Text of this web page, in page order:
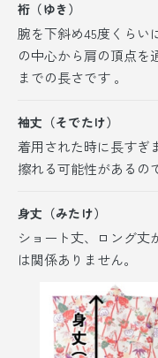
裄（ゆき）
腕を下斜め45度くらい
の中心から肩の頂点を
までの長さです 。
袖丈（そでたけ）
着用された時に長すぎ
擦れる可能性があるの
身丈（みたけ）
ショート丈、ロング丈
は関係ありません。